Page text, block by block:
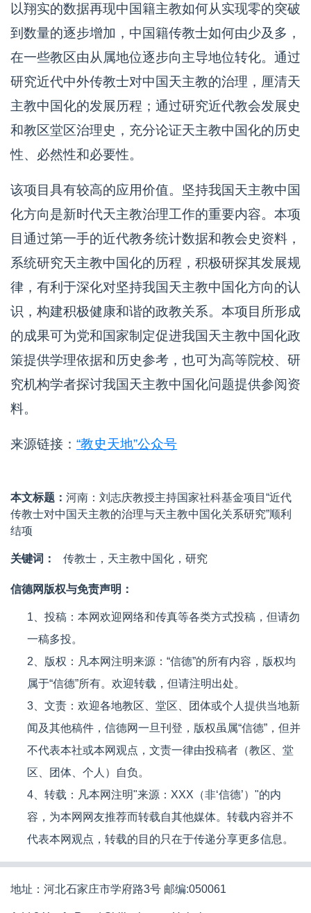
以翔实的数据再现中国籍主教如何从实现零的突破
到数量的逐步增加，中国籍传教士如何由少及多，
在一些教区由从属地位逐步向主导地位转化。通过
研究近代中外传教士对中国天主教的治理，厘清天
主教中国化的发展历程；通过研究近代教会发展史
和教区堂区治理史，充分论证天主教中国化的历史
性、必然性和必要性。
该项目具有较高的应用价值。坚持我国天主教中国
化方向是新时代天主教治理工作的重要内容。本项
目通过第一手的近代教务统计数据和教会史资料，
系统研究天主教中国化的历程，积极研探其发展规
律，有利于深化对坚持我国天主教中国化方向的认
识，构建积极健康和谐的政教关系。本项目所形成
的成果可为党和国家制定促进我国天主教中国化政
策提供学理依据和历史参考，也可为高等院校、研
究机构学者探讨我国天主教中国化问题提供参阅资
料。
来源链接： “教史天地”公众号
本文标题： 河南：刘志庆教授主持国家社科基金项目“近代
传教士对中国天主教的治理与天主教中国化关系研究”顺利
结项
关键词： 传教士，天主教中国化，研究
信德网版权与免责声明：
1、投稿：本网欢迎网络和传真等各类方式投稿，但请勿
一稿多投。
2、版权：凡本网注明来源：“信德”的所有内容，版权均
属于“信德”所有。欢迎转载，但请注明出处。
3、文责：欢迎各地教区、堂区、团体或个人提供当地新
闻及其他稿件，信德网一旦刊登，版权虽属“信德”，但并
不代表本社或本网观点，文责一律由投稿者（教区、堂
区、团体、个人）自负。
4、转载：凡本网注明"来源：XXX（非‘信德’）"的内
容，为本网网友推荐而转载自其他媒体。转载内容并不
代表本网观点，转载的目的只在于传递分享更多信息。
地址：河北石家庄市学府路3号 邮编:050061